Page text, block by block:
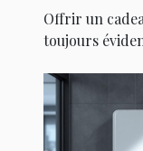
Offrir un
toujours